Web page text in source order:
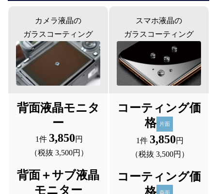
カメラ液晶の
ガラスコーティング
背面液晶モニタ
ー
1件 3,850円
（税抜 3,500円）
背面＋サブ液晶
モニター
スマホ液晶の
ガラスコーティング
コーティング価
格
片面
1件 3,850円
（税抜 3,500円）
コーティング価
両面